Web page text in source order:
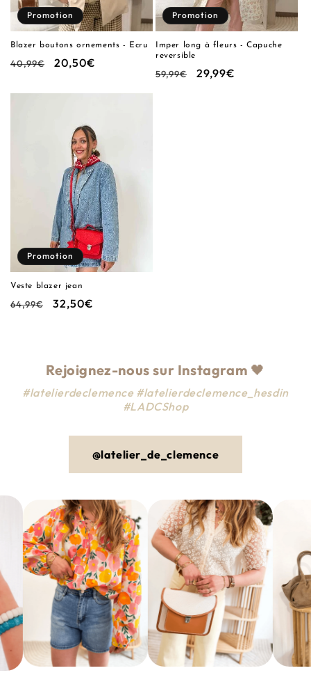
Promotion
Blazer boutons ornements - Ecru
Prix
40,99€
Prix
20,50€
Promotion
Imper long à fleurs - Capuche
reversible
Prix
59,99€
Prix
29,99€
Promotion
Veste blazer jean
Prix
64,99€
Prix
32,50€
Rejoignez-nous sur Instagram 🖤
#latelierdeclemence #latelierdeclemence_hesdin
#LADCShop
@latelier_de_clemence